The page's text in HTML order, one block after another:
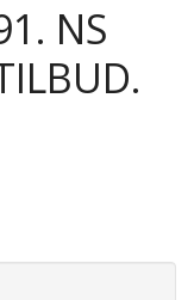
NS